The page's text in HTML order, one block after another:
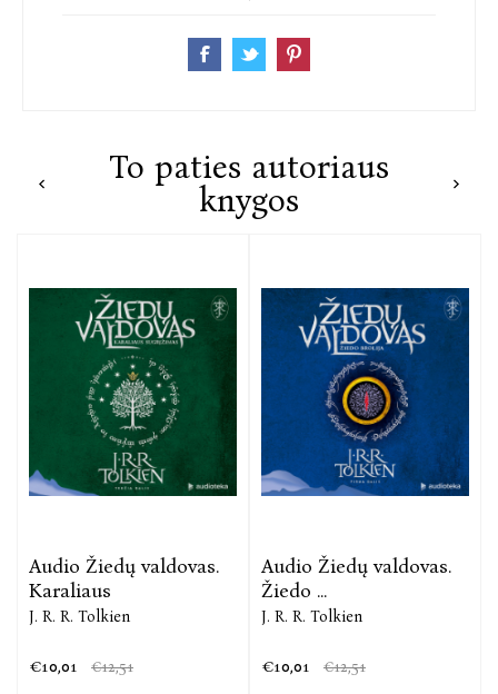
To paties autoriaus
knygos
Audio Žiedų valdovas.
Karaliaus
J. R. R. Tolkien
€10,01 €12,51
Audio Žiedų valdovas.
Žiedo ...
J. R. R. Tolkien
€10,01 €12,51